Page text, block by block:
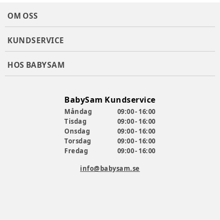
OM OSS
KUNDSERVICE
HOS BABYSAM
BabySam Kundservice
Måndag
09:00 - 16:00
Tisdag
09:00 - 16:00
Onsdag
09:00 - 16:00
Torsdag
09:00 - 16:00
Fredag
09:00 - 16:00
info@babysam.se